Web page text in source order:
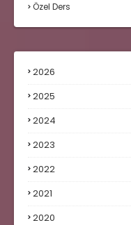
Özel Ders
2026
2025
2024
2023
2022
2021
2020